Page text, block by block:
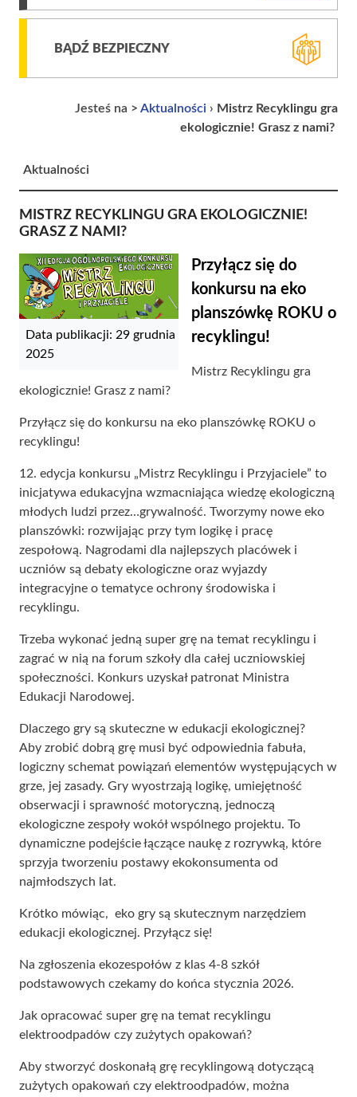
BĄDŹ BEZPIECZNY
Jesteś na > Aktualności › Mistrz Recyklingu gra
ekologicznie! Grasz z nami?
Aktualności
MISTRZ RECYKLINGU GRA EKOLOGICZNIE!
GRASZ Z NAMI?
Data publikacji: 29 grudnia
2025
Przyłącz się do
konkursu na eko
planszówkę ROKU o
recyklingu!
Mistrz Recyklingu gra
ekologicznie! Grasz z nami?
Przyłącz się do konkursu na eko planszówkę ROKU o
recyklingu!
12. edycja konkursu „Mistrz Recyklingu i Przyjaciele” to
inicjatywa edukacyjna wzmacniająca wiedzę ekologiczną
młodych ludzi przez…grywalność. Tworzymy nowe eko
planszówki: rozwijając przy tym logikę i pracę
zespołową. Nagrodami dla najlepszych placówek i
uczniów są debaty ekologiczne oraz wyjazdy
integracyjne o tematyce ochrony środowiska i
recyklingu.
Trzeba wykonać jedną super grę na temat recyklingu i
zagrać w nią na forum szkoły dla całej uczniowskiej
społeczności. Konkurs uzyskał patronat Ministra
Edukacji Narodowej.
Dlaczego gry są skuteczne w edukacji ekologicznej?
Aby zrobić dobrą grę musi być odpowiednia fabuła,
logiczny schemat powiązań elementów występujących w
grze, jej zasady. Gry wyostrzają logikę, umiejętność
obserwacji i sprawność motoryczną, jednoczą
ekologiczne zespoły wokół wspólnego projektu. To
dynamiczne podejście łączące naukę z rozrywką, które
sprzyja tworzeniu postawy ekokonsumenta od
najmłodszych lat.
Krótko mówiąc, eko gry są skutecznym narzędziem
edukacji ekologicznej. Przyłącz się!
Na zgłoszenia ekozespołów z klas 4-8 szkół
podstawowych czekamy do końca stycznia 2026.
Jak opracować super grę na temat recyklingu
elektroodpadów czy zużytych opakowań?
Aby stworzyć doskonałą grę recyklingową dotyczącą
zużytych opakowań czy elektroodpadów, można